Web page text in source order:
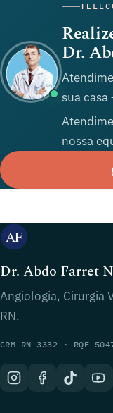
Dr.
sua
nossa
Dr. Abdo Farret
Angiologia, Cirurgia
RN.
CRM-RN 3332 · RQE